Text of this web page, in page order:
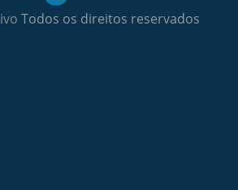
Todos os direitos reservados